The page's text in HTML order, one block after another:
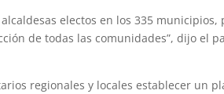
electos en los 335
de todas las comunidades”, dijo el
regionales y locales establecer un